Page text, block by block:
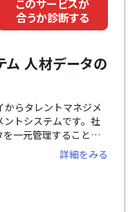
このサービスが
合うか診断する
人材データの
らタレントマネジメ
トシステムです。社
一元管理すること
わかりやすく直感的に
く、企業ごとに専任
運用までサポートし
ーズに解決しながら
詳細をみる